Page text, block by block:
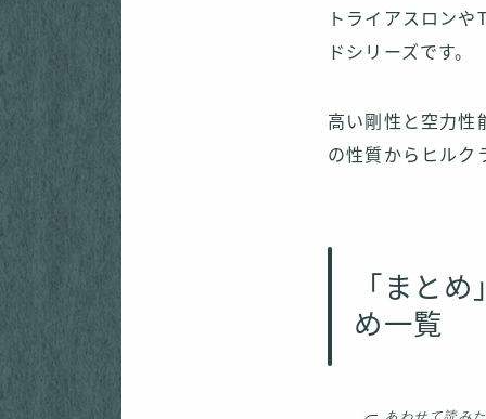
トライアスロン
ドシリーズです。
高い剛性と空力性
の性質からヒルク
「まと
め一覧
あわせて読み